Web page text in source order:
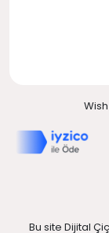
Bu site Dijital